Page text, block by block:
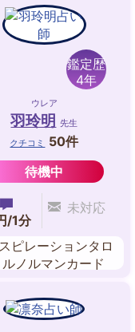
鑑定歴
4年
ウレア
羽玲明 先生
クチコミ
50件
待機中
/1分
未対応
ピレーションタロ
ノルマンカード